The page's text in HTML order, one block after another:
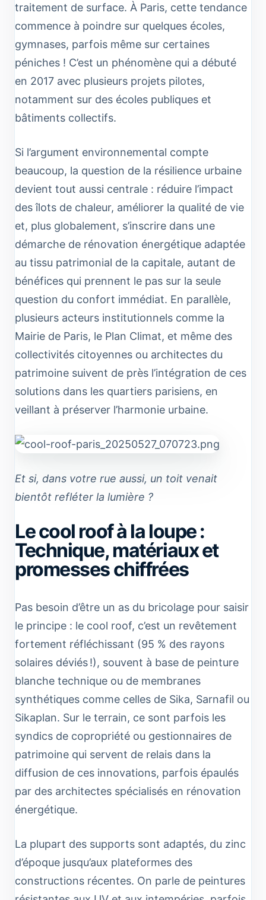
traitement de surface. À Paris, cette tendance
commence à poindre sur quelques écoles,
gymnases, parfois même sur certaines
péniches ! C’est un phénomène qui a débuté
en 2017 avec plusieurs projets pilotes,
notamment sur des écoles publiques et
bâtiments collectifs.
Si l’argument environnemental compte
beaucoup, la question de la résilience urbaine
devient tout aussi centrale : réduire l’impact
des îlots de chaleur, améliorer la qualité de vie
et, plus globalement, s’inscrire dans une
démarche de rénovation énergétique adaptée
au tissu patrimonial de la capitale, autant de
bénéfices qui prennent le pas sur la seule
question du confort immédiat. En parallèle,
plusieurs acteurs institutionnels comme la
Mairie de Paris, le Plan Climat, et même des
collectivités citoyennes ou architectes du
patrimoine suivent de près l’intégration de ces
solutions dans les quartiers parisiens, en
veillant à préserver l’harmonie urbaine.
Et si, dans votre rue aussi, un toit venait
bientôt refléter la lumière ?
Le cool roof à la loupe :
Technique, matériaux et
promesses chiffrées
Pas besoin d’être un as du bricolage pour saisir
le principe : le cool roof, c’est un revêtement
fortement réfléchissant (95 % des rayons
solaires déviés !), souvent à base de peinture
blanche technique ou de membranes
synthétiques comme celles de Sika, Sarnafil ou
Sikaplan. Sur le terrain, ce sont parfois les
syndics de copropriété ou gestionnaires de
patrimoine qui servent de relais dans la
diffusion de ces innovations, parfois épaulés
par des architectes spécialisés en rénovation
énergétique.
La plupart des supports sont adaptés, du zinc
d’époque jusqu’aux plateformes des
constructions récentes. On parle de peintures